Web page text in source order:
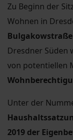
Zu Beginn der
Wohnen in
Bulgakowstraße
Dresdner Süden
von potentiellen
Unter der
2019 der